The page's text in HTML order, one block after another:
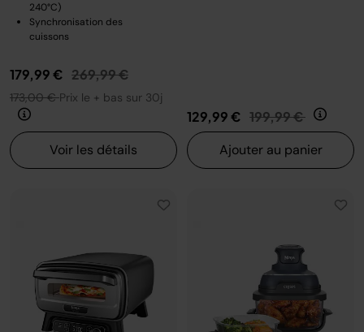
240°C)
Synchronisation des
cuissons
179,99 € Prix réduit de
269,99 €au
173,00 €Prix le + bas sur 30j
Voir les détails
129,99 € Prix réduit de
199,99 € au
Ajouter au panier